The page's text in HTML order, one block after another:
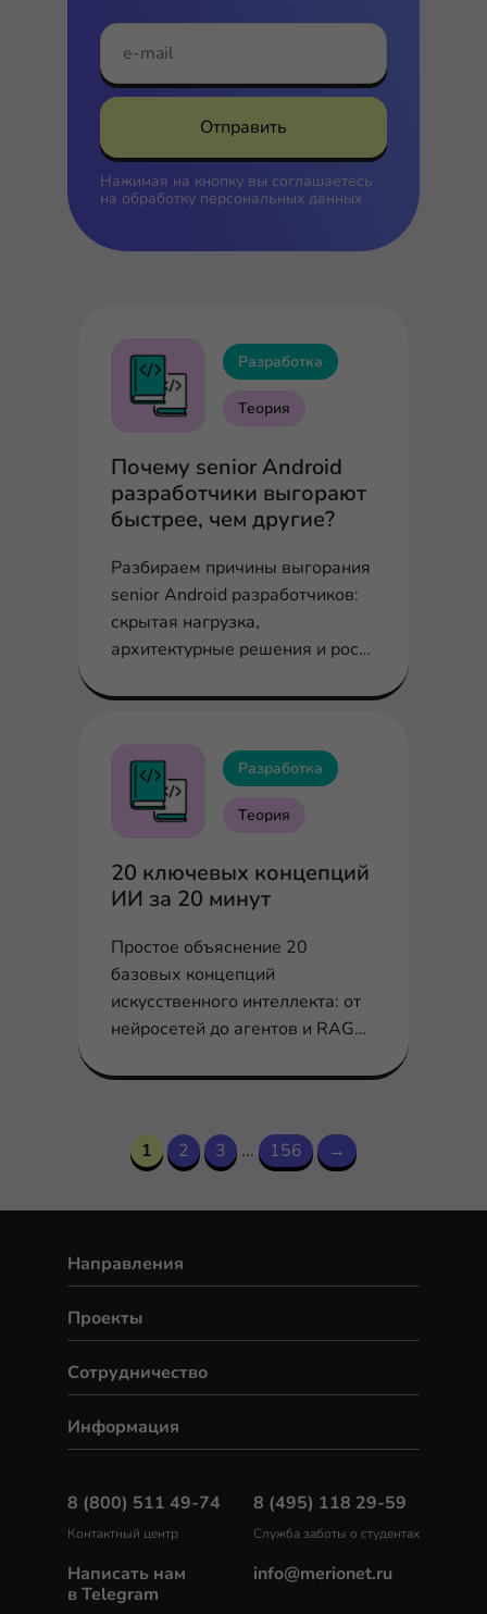
Отправить
Нажимая на кнопку вы соглашаетесь
на обработку персональных данных
Разработка
Теория
Почему senior Android
разработчики выгорают
быстрее, чем другие?
Разбираем причины выгорания
senior Android разработчиков:
скрытая нагрузка,
архитектурные решения и рост
Разработка
Теория
20 ключевых концепций
ИИ за 20 минут
Простое объяснение 20
базовых концепций
искусственного интеллекта: от
нейросетей до агентов и RAG
1 2 3 ... 156 →
Направления
Сотрудничество
Проекты
Информация
8 (800) 511 49-74
Контактный центр
Написать нам
в Telegram
8 (495) 118 29-59
Служба заботы о студентах
info@merionet.ru